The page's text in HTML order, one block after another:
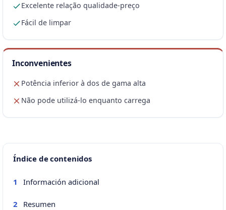
Excelente relação qualidade-preço
Fácil de limpar
Inconvenientes
Potência inferior à dos de gama alta
Não pode utilizá-lo enquanto carrega
Índice de contenidos
1 Información adicional
2 Resumen